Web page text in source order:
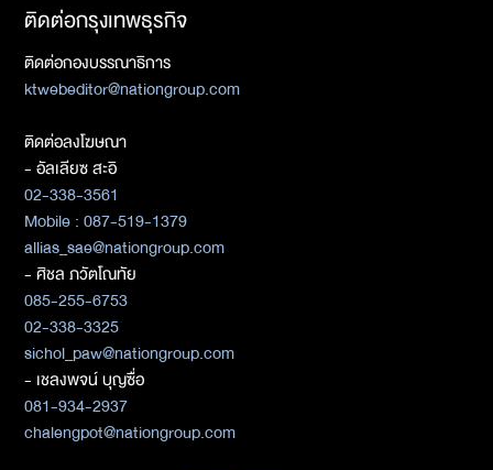
ติดต่อกรุงเทพธุรกิจ
ติดต่อกองบรรณาธิการ
ktwebeditor@nationgroup.com
ติดต่อลงโฆษณา
- อัลเลียซ สะอิ
02-338-3561
Mobile : 087-519-1379
allias_sae@nationgroup.com
- ศิชล ภวัตโณทัย
085-255-6753
02-338-3325
sichol_paw@nationgroup.com
- เชลงพจน์ บุญซื่อ
081-934-2937
chalengpot@nationgroup.com